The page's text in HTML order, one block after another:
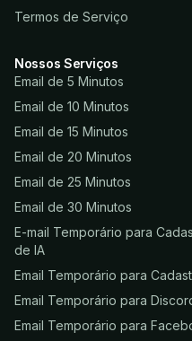
Termos de Serviço
Nossos Serviços
Email de 5 Minutos
Email de 10 Minutos
Email de 15 Minutos
Email de 20 Minutos
Email de 25 Minutos
Email de 30 Minutos
E-mail Temporário para
de IA
Email Temporário para
Email Temporário para
Email Temporário para